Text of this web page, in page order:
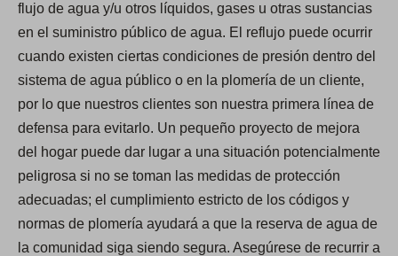
flujo de agua y/u otros líquidos, gases u otras sustancias
en el suministro público de agua. El reflujo puede ocurrir
cuando existen ciertas condiciones de presión dentro del
sistema de agua público o en la plomería de un cliente,
por lo que nuestros clientes son nuestra primera línea de
defensa para evitarlo. Un pequeño proyecto de mejora
del hogar puede dar lugar a una situación potencialmente
peligrosa si no se toman las medidas de protección
adecuadas; el cumplimiento estricto de los códigos y
normas de plomería ayudará a que la reserva de agua de
la comunidad siga siendo segura. Asegúrese de recurrir a